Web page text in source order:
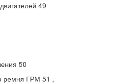
49
50
ремня ГРМ 51 ,